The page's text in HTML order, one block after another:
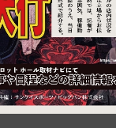
喫煙所、喫煙可能施設